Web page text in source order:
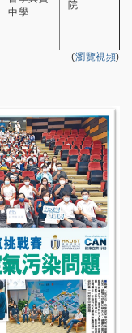
中學
院
(瀏覽視頻)